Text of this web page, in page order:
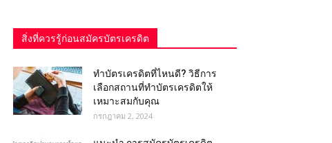
สิ่งที่ควรรู้ก่อนสมัครบัตรเครดิต
ทําบัตรเครดิตที่ไหนดี? วิธีการ
เลือกสถานที่ทำบัตรเครดิตให้
เหมาะสมกับคุณ
กรกฎาคม 2, 2024